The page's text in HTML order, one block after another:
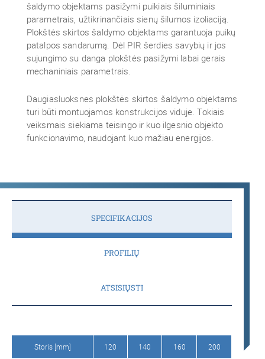
šaldymo objektams pasižymi puikiais šiluminiais
parametrais, užtikrinančiais sienų šilumos izoliaciją.
Plokštės skirtos šaldymo objektams garantuoja puikų
patalpos sandarumą. Dėl PIR šerdies savybių ir jos
sujungimo su danga plokštės pasižymi labai gerais
mechaniniais parametrais.
Daugiasluoksnes plokštės skirtos šaldymo objektams
turi būti montuojamos konstrukcijos viduje. Tokiais
veiksmais siekiama teisingo ir kuo ilgesnio objekto
funkcionavimo, naudojant kuo mažiau energijos.
SPECIFIKACIJOS
PROFILIŲ
ATSISIŲSTI
Storis [mm] 120 140 160 200